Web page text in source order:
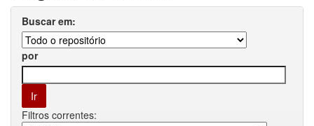
Buscar em:
por
Filtros correntes: